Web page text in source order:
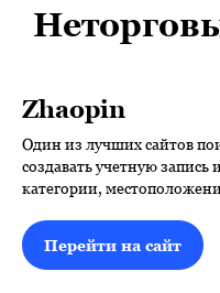
Zhaopin
Один из лучших сайтов
создавать учетную запись
категории,
Перейти на сайт